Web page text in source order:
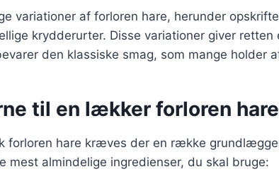
variationer af forloren hare, herunder
krydderurter. Disse variationer giver
den klassiske smag, som mange holder
til en lækker forloren
forloren hare kræves der en række
mest almindelige ingredienser, du skal bruge: